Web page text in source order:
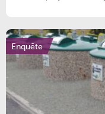
Enquête